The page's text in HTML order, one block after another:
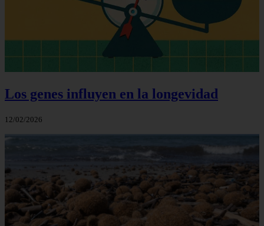
Los genes influyen en la longevidad
12/02/2026